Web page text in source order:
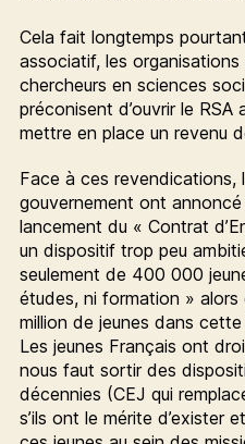
Cela fait longtemps
associatif, les organisations
chercheurs en sciences
préconisent d’ouvrir le
mettre en place un revenu
Face à ces revendications,
gouvernement ont
lancement du « Contrat
un dispositif trop peu
seulement de 400 000
études, ni formation » alors
million de jeunes dans
Les jeunes Français ont
nous faut sortir des
décennies (CEJ qui
s’ils ont le mérite d’exister